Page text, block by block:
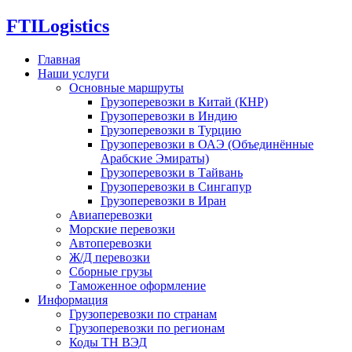
FTILogistics
Главная
Наши услуги
Основные маршруты
Грузоперевозки в Китай (КНР)
Грузоперевозки в Индию
Грузоперевозки в Турцию
Грузоперевозки в ОАЭ (Объединённые
Арабские Эмираты)
Грузоперевозки в Тайвань
Грузоперевозки в Сингапур
Грузоперевозки в Иран
Авиаперевозки
Морские перевозки
Автоперевозки
Ж/Д перевозки
Сборные грузы
Таможенное оформление
Информация
Грузоперевозки по странам
Грузоперевозки по регионам
Коды ТН ВЭД